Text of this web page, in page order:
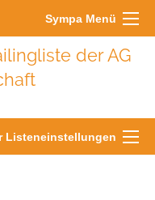
Sympa Menü
der AG
Listeneinstellungen